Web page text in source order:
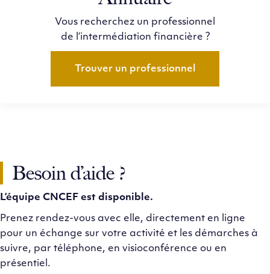
Vous recherchez un professionnel
de l’intermédiation financière ?
Trouver un professionnel
Besoin d’aide ?
L’équipe CNCEF est disponible.
Prenez rendez-vous avec elle, directement en ligne
pour un échange sur votre activité et les démarches à
suivre, par téléphone, en visioconférence ou en
présentiel.